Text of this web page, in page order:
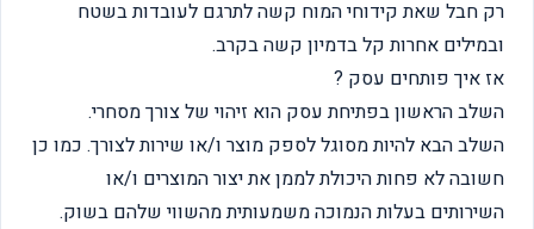
רק חבל שאת קידוחי המוח קשה לתרגם לעובדות בשטח
ובמילים אחרות קל בדמיון קשה בקרב.
אז איך פותחים עסק ?
השלב הראשון בפתיחת עסק הוא זיהוי של צורך מסחרי.
השלב הבא להיות מסוגל לספק מוצר ו/או שירות לצורך. כמו כן
חשובה לא פחות היכולת לממן את יצור המוצרים ו/או
השירותים בעלות הנמוכה משמעותית מהשווי שלהם בשוק.